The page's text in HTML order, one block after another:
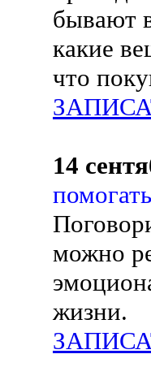
бывают
какие
что
14
можно
жизни.